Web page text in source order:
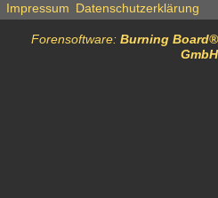
Impressum Datenschutzerklärung
Forensoftware: Burning Board®
GmbH